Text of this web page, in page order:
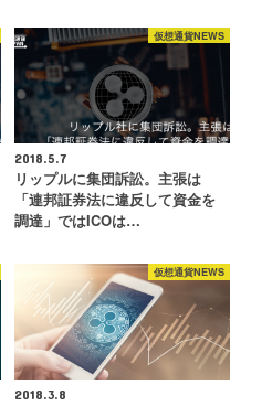
仮想通貨NEWS
2018.5.7
リップルに集団訴訟。主張は
「連邦証券法に違反して資金を
調達」ではICOは…
仮想通貨NEWS
2018.3.8